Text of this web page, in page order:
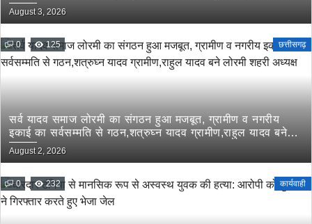
मंत्री तोखन साहू के समक्ष उठाई सैनिक हितों की प्रमुख मांगें
August 3, 2026
0 125 छत्तीसगढ़
सर्व यादव समाज लोरमी का संगठन हुआ मजबूत, ग्रामीण व नगरीय
इकाई का सर्वसम्मति से गठन,शत्रुघ्न यादव ग्रामीण,राहुल यादव बने
लोरमी शहरी अध्यक्ष
August 2, 2026
0 232 कार्यवाही